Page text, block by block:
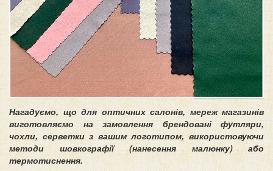
Нагадуємо, що для оптичних салонів, мереж магазинів
виготовляємо на замовлення брендовані футляри,
чохли, серветки з вашим логотипом, використовуючи
методи шовкографії (нанесення малюнку) або
термотиснення.